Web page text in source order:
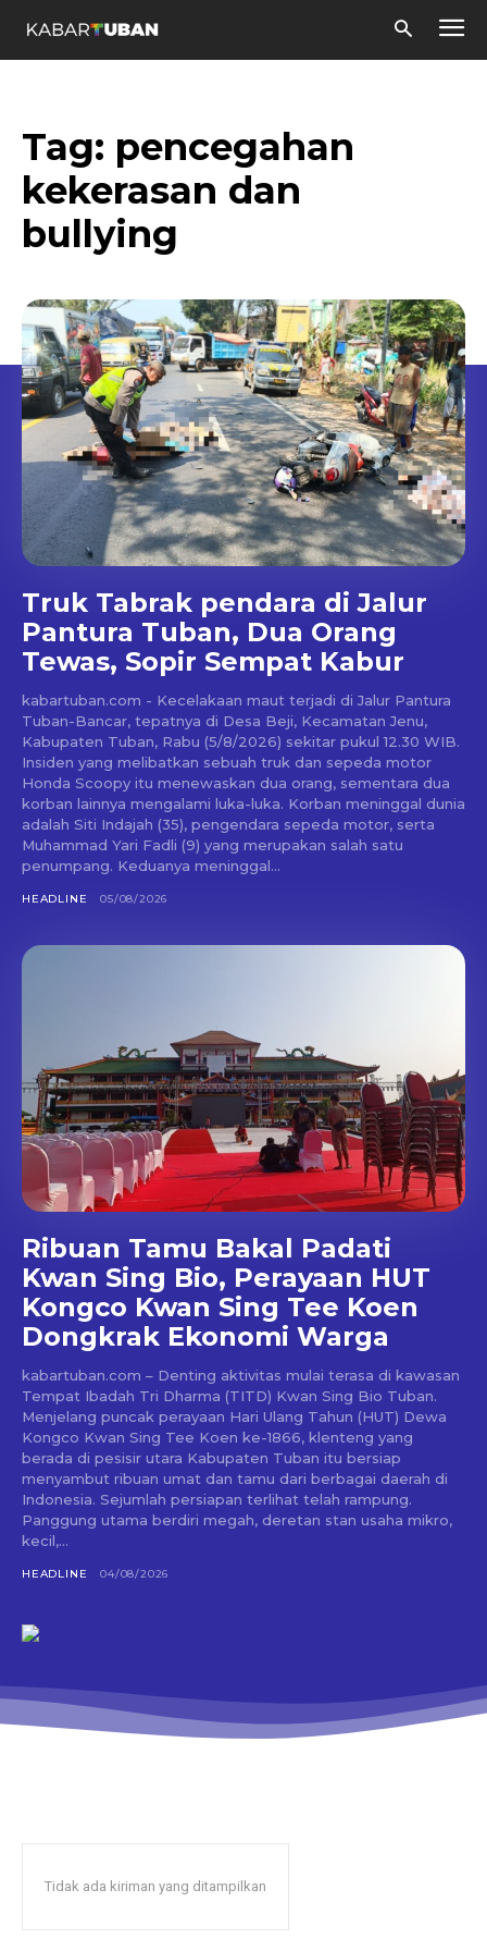
Tag: pencegahan
kekerasan dan
bullying
Truk Tabrak pendara di Jalur
Pantura Tuban, Dua Orang
Tewas, Sopir Sempat Kabur
kabartuban.com - Kecelakaan maut terjadi di Jalur Pantura
Tuban-Bancar, tepatnya di Desa Beji, Kecamatan Jenu,
Kabupaten Tuban, Rabu (5/8/2026) sekitar pukul 12.30 WIB.
Insiden yang melibatkan sebuah truk dan sepeda motor
Honda Scoopy itu menewaskan dua orang, sementara dua
korban lainnya mengalami luka-luka. Korban meninggal dunia
adalah Siti Indajah (35), pengendara sepeda motor, serta
Muhammad Yari Fadli (9) yang merupakan salah satu
penumpang. Keduanya meninggal...
HEADLINE 05/08/2026
Ribuan Tamu Bakal Padati
Kwan Sing Bio, Perayaan HUT
Kongco Kwan Sing Tee Koen
Dongkrak Ekonomi Warga
kabartuban.com – Denting aktivitas mulai terasa di kawasan
Tempat Ibadah Tri Dharma (TITD) Kwan Sing Bio Tuban.
Menjelang puncak perayaan Hari Ulang Tahun (HUT) Dewa
Kongco Kwan Sing Tee Koen ke-1866, klenteng yang
berada di pesisir utara Kabupaten Tuban itu bersiap
menyambut ribuan umat dan tamu dari berbagai daerah di
Indonesia. Sejumlah persiapan terlihat telah rampung.
Panggung utama berdiri megah, deretan stan usaha mikro,
kecil,...
HEADLINE 04/08/2026
Tidak ada kiriman yang ditampilkan